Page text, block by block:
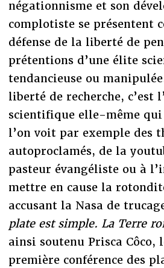
négationnisme et son
complotiste se présentent
défense de la liberté de
prétentions d’une élite
tendancieuse ou
liberté de recherche, c’est
scientifique elle-même
l’on voit par exemple des
autoproclamés, de la
pasteur évangéliste ou à
mettre en cause la
accusant la Nasa de
plate est simple. La Terre
ainsi soutenu Prisca Côco,
première conférence des